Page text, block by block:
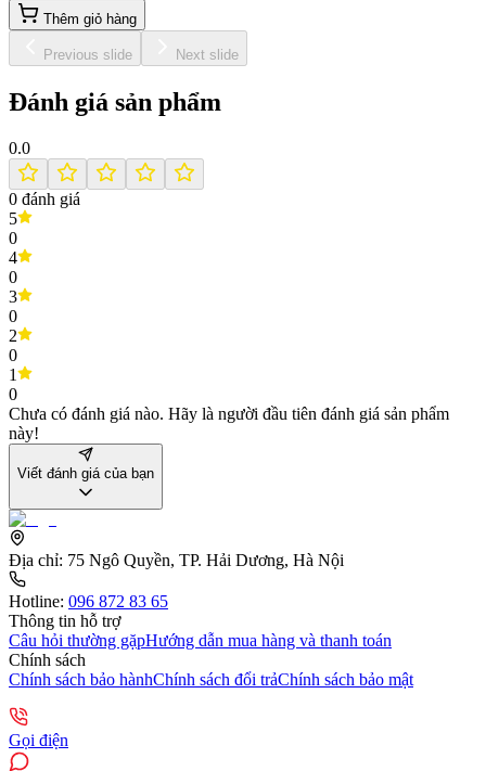
Thêm giỏ hàng
Previous slide Next slide
Đánh giá sản phẩm
0.0
0 đánh giá
5
0
4
0
3
0
2
0
1
0
Chưa có đánh giá nào. Hãy là người đầu tiên đánh giá sản phẩm
này!
Viết đánh giá của bạn
Địa chỉ: 75 Ngô Quyền, TP. Hải Dương, Hà Nội
Hotline: 096 872 83 65
Thông tin hỗ trợ
Câu hỏi thường gặpHướng dẫn mua hàng và thanh toán
Chính sách
Chính sách bảo hànhChính sách đổi trảChính sách bảo mật
Gọi điện